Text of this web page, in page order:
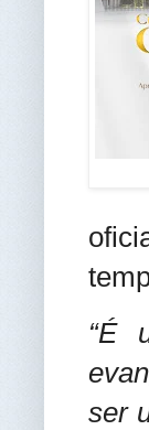
“É
ser